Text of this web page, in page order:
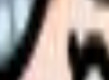
部屋で少し